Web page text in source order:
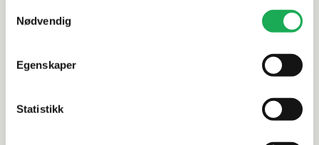
Nødvendig
Egenskaper
Statistikk